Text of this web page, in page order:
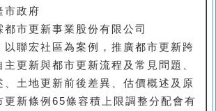
市政府
市更新事業股份有限公司
以聯宏社區為案例，推廣都市更新跨
更新與都市更新流程及常見問題、
、土地更新前後差異、估價概述及原
更新條例65條容積上限調整分配會有